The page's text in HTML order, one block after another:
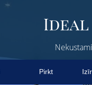
Pirkt